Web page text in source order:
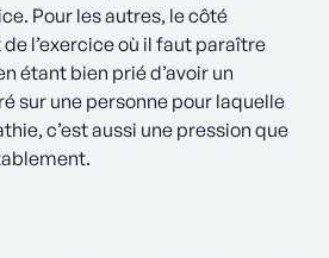
Pour les autres, le côté
l’exercice où il faut paraître
étant bien prié d’avoir un
sur une personne pour laquelle
c’est aussi une pression que